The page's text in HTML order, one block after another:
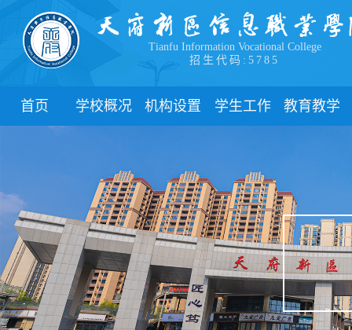
Tianfu Information Vocational College
招生代码:5785
首页 学校概况
学院领导
办学理念
办学特色
校园风貌
机构设置
职能部门
学生工作
新闻动态
团委
管理制度
学生风采
心理健康
学生资助
下载中心
教育教学
教学制度
教学通知
教学动态
实践教学
专业建设
课程建设